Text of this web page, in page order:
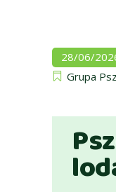
28/06/
Grupa